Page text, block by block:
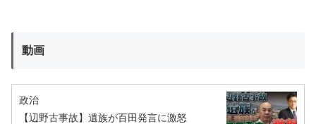
動画
政治
【辺野古事故】遺族が百田発言に激怒